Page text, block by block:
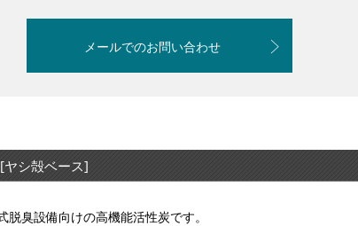
メールでのお問い合わせ
[ヤシ殻ベース]
臭設備向けの高機能活性炭です。